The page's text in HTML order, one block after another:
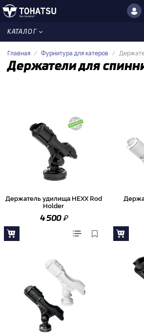
КАТАЛОГ
Главная Фурнитура для катеров
Держатели для
Держатель удилища HEXX Rod
Holder
4 500₽